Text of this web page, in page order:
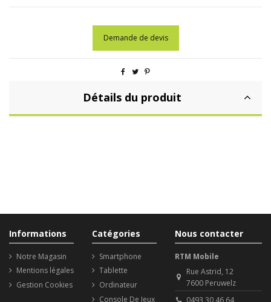
Demande de devis
Détails du produit
Informations
Notre Magasin
Mentions légales
Gestion Cookies
Catégories
Smartphone
Tablette
Ordinateur
Console De Jeux
Nous contacter
RTM Mobile
Rue Astrid, 12
7600 Peruwelz
0493 30 46 64